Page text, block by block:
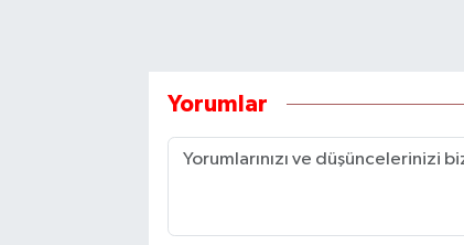
Yorumlar